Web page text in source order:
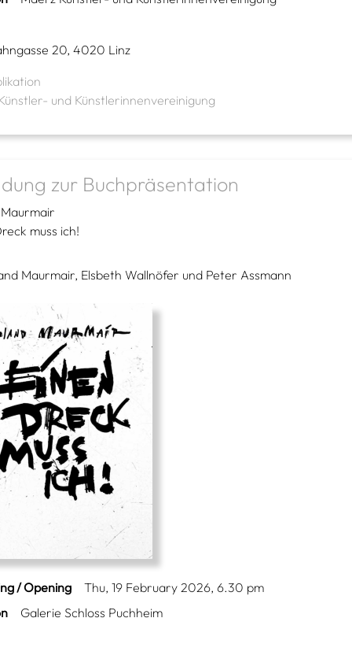
20, 4020 Linz
und Künstlerinnenvereinigung
zur Buchpräsentation
muss ich!
Maurmair, Elsbeth Wallnöfer und Peter Assmann
/ Opening
Thu, 19 February 2026, 6.30 pm
Galerie Schloss Puchheim